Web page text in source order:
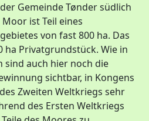
Gemeinde Tønder südlich
ist Teil eines
von fast 800 ha. Das
ha Privatgrundstück. Wie in
sind auch hier noch die
sichtbar, in Kongens
Zweiten Weltkriegs sehr
des Ersten Weltkriegs